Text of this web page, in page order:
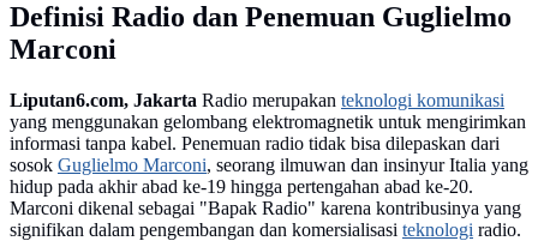
Definisi Radio dan Penemuan Guglielmo
Marconi
Liputan6.com, Jakarta Radio merupakan teknologi komunikasi
yang menggunakan gelombang elektromagnetik untuk mengirimkan
informasi tanpa kabel. Penemuan radio tidak bisa dilepaskan dari
sosok Guglielmo Marconi, seorang ilmuwan dan insinyur Italia yang
hidup pada akhir abad ke-19 hingga pertengahan abad ke-20.
Marconi dikenal sebagai "Bapak Radio" karena kontribusinya yang
signifikan dalam pengembangan dan komersialisasi teknologi radio.